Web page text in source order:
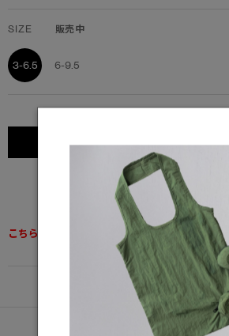
SIZE 販売中
3-6.5 6-9.5
カートに入れる
こちらの商品は返品交換不可となります。
DETAIL
あなたへのおすすめ